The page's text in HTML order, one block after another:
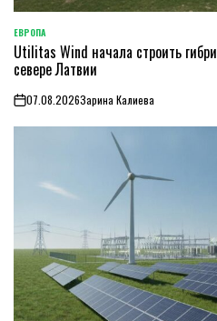
ОПУБЛИКОВАНО
ЕВРОПА
Utilitas Wind начала строить
севере Латвии
on07.08.2026Зарина Калиева